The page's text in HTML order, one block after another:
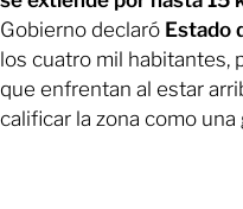
Gobierno declaró Estado
los cuatro mil habitantes,
que enfrentan al estar
calificar la zona como